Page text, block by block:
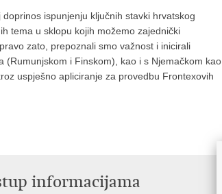
ispunjenju ključnih stavki hrvatskog
tema u sklopu kojih možemo zajednički
zato, prepoznali smo važnost i inicirali
(Rumunjskom i Finskom), kao i s Njemačkom kao
uspješno apliciranje za provedbu Frontexovih
informacijama